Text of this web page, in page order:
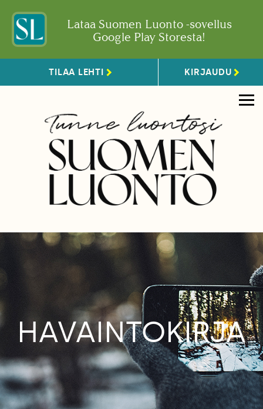
Lataa Suomen Luonto -sovellus
Google Play Storesta!
TILAA LEHTI KIRJAUDU
HAVAINTOKIRJA